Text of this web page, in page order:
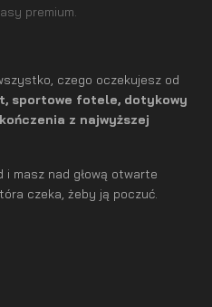
premium.
czego oczekujesz od
sportowe fotele, dotykowy
z najwyższej
masz nad głową otwarte
czeka, żeby ją poczuć.